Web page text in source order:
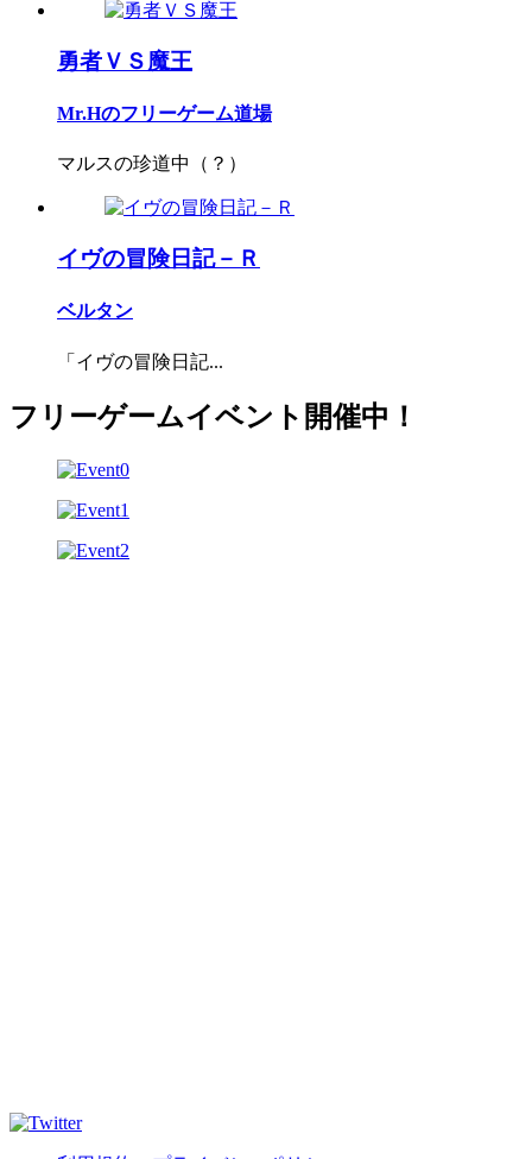
勇者ＶＳ魔王
Mr.Hのフリーゲーム道場
マルスの珍道中（？）
イヴの冒険日記－Ｒ
ベルタン
「イヴの冒険日記...
フリーゲームイベント開催中！